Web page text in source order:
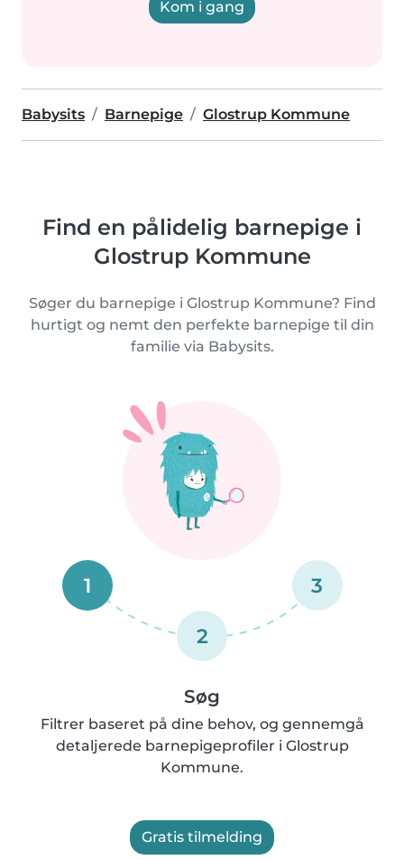
Kom i gang
Babysits Barnepige Glostrup Kommune
Find en pålidelig barnepige i
Glostrup Kommune
Søger du barnepige i Glostrup Kommune? Find
hurtigt og nemt den perfekte barnepige til din
familie via Babysits.
1
2
3
Søg
Filtrer baseret på dine behov, og gennemgå
detaljerede barnepigeprofiler i Glostrup
Kommune.
Gratis tilmelding